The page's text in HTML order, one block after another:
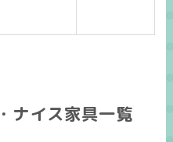
ナイス家具一覧